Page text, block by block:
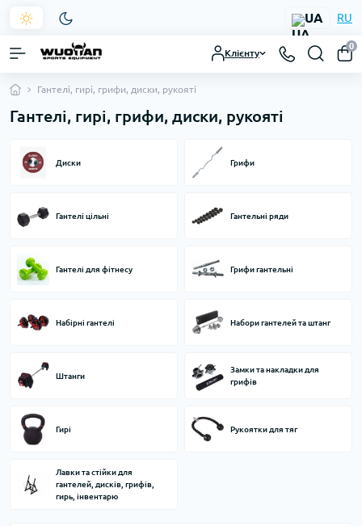
UA RU
Клієнту
0
Гантелі, гирі, грифи, диски, рукояті
Гантелі, гирі, грифи, диски, рукояті
Диски Грифи
Гантелі цільні Гантельні ряди
Гантелі для фітнесу Грифи гантельні
Набірні гантелі Набори гантелей та штанг
Штанги
Замки та накладки для
грифів
Гирі Рукоятки для тяг
Лавки та стійки для
гантелей, дисків, грифів,
гирь, інвентарю